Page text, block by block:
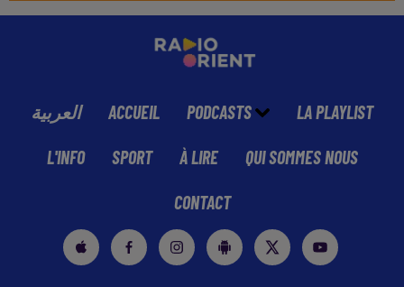
العربية ACCUEIL PODCASTS LA PLAYLIST
L'INFO SPORT À LIRE QUI SOMMES NOUS
CONTACT